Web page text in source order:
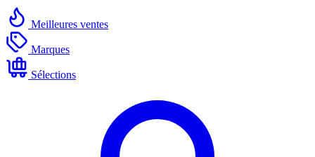
Meilleures ventes
Marques
Sélections